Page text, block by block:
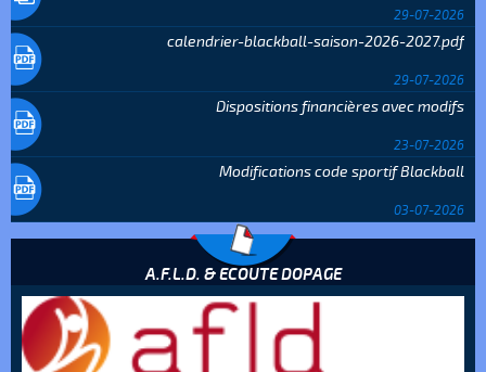
29-07-2026
calendrier-blackball-saison-2026-2027.pdf
29-07-2026
Dispositions financières avec modifs
23-07-2026
Modifications code sportif Blackball
03-07-2026
A.F.L.D. & ECOUTE DOPAGE